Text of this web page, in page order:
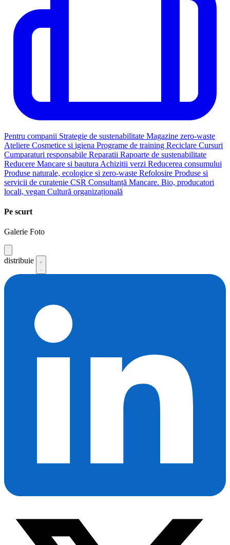
Pentru companii Strategie de sustenabilitate Magazine zero-waste
Ateliere Cosmetice si igiena Programe de training Reciclare Cursuri
Cumparaturi responsabile Reparatii Rapoarte de sustenabilitate
Reducere Mancare si bautura Achizitii verzi Reducerea consumului
Produse naturale, ecologice si zero-waste Refolosire Produse si
servicii de curatenie CSR Consultanță Mancare. Bio, producatori
locali, vegan Cultură organizațională
Pe scurt
Galerie Foto
distribuie